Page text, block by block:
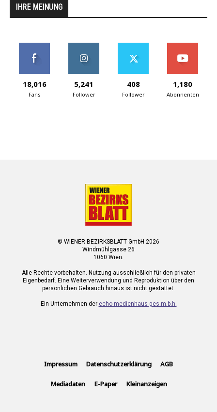
IHRE MEINUNG
18,016
Fans
5,241
Follower
408
Follower
1,180
Abonnenten
© WIENER BEZIRKSBLATT GmbH 2026
Windmühlgasse 26
1060 Wien.
Alle Rechte vorbehalten. Nutzung ausschließlich für den privaten
Eigenbedarf. Eine Weiterverwendung und Reproduktion über den
persönlichen Gebrauch hinaus ist nicht gestattet.
Ein Unternehmen der echo medienhaus ges.m.b.h.
Impressum Datenschutzerklärung AGB
Mediadaten E-Paper Kleinanzeigen